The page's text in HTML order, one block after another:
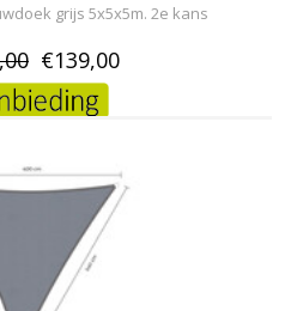
grijs 5x5x5m. 2e kans
€139,00